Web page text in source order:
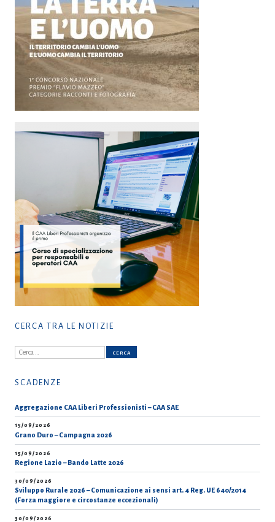
CERCA TRA LE NOTIZIE
Ricerca
per:
SCADENZE
Aggregazione CAA Liberi Professionisti – CAA SAE
15/09/2026
Grano Duro – Campagna 2026
15/09/2026
Regione Lazio – Bando Latte 2026
30/09/2026
Sviluppo Rurale 2026 – Comunicazione ai sensi art. 4 Reg. UE 640/2014
(Forza maggiore e circostanze eccezionali)
30/09/2026